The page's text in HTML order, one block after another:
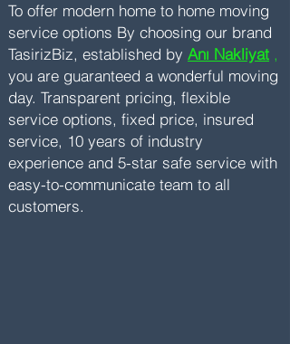
To offer modern home to home moving
service options By choosing our brand
TasirizBiz, established by Anı Nakliyat ,
you are guaranteed a wonderful moving
day. Transparent pricing, flexible
service options, fixed price, insured
service, 10 years of industry
experience and 5-star safe service with
easy-to-communicate team to all
customers.